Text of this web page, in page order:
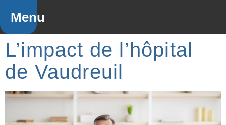
Menu
L’impact de l’hôpital
de Vaudreuil